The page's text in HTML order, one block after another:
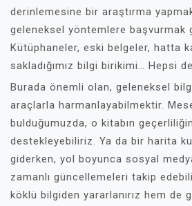
derinlemesine bir araştırma
geleneksel yöntemlere başvurmak
Kütüphaneler, eski belgeler, hatta
sakladığımız bilgi birikimi… Hepsi
Burada önemli olan, geleneksel
araçlarla harmanlayabilmektir.
bulduğumuzda, o kitabın
destekleyebiliriz. Ya da bir harita
giderken, yol boyunca sosyal
zamanlı güncellemeleri takip
köklü bilgiden yararlanırız hem de